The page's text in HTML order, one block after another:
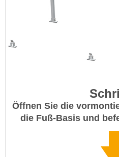
Öffnen Sie die
die Fuß-Basis und